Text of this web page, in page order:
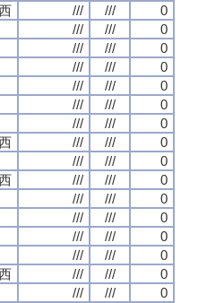
/// ///
0
/// ///
0
/// ///
0
/// ///
0
/// ///
0
/// ///
0
/// ///
0
/// ///
0
/// ///
0
/// ///
0
/// ///
0
/// ///
0
/// ///
0
/// ///
0
/// ///
0
/// ///
0